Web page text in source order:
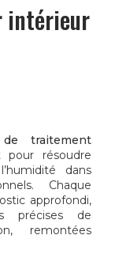
intérieur
traitement
pour résoudre
dans
Chaque
approfondi,
précises de
remontées